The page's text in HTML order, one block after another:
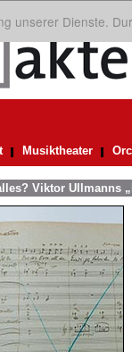
unserer Dienste.
Musiktheater
Viktor Ullmanns